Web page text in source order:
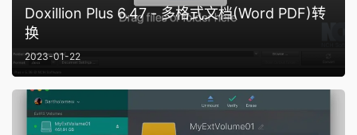
Doxillion Plus 6.47 - 多格式文档(Word PDF)转
换
2023-01-22